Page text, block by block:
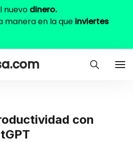
nuevo dinero.
manera en la que inviertes
con